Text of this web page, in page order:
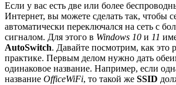
Если у вас есть две или более
Интернет, вы можете сделать так, чтобы
автоматически переключался на сеть с
сигналом. Для этого в Windows 10 и 11
AutoSwitch. Давайте посмотрим, как это
практике. Первым делом нужно дать
одинаковое название. Например, если
название OfficeWiFi, то такой же SSID